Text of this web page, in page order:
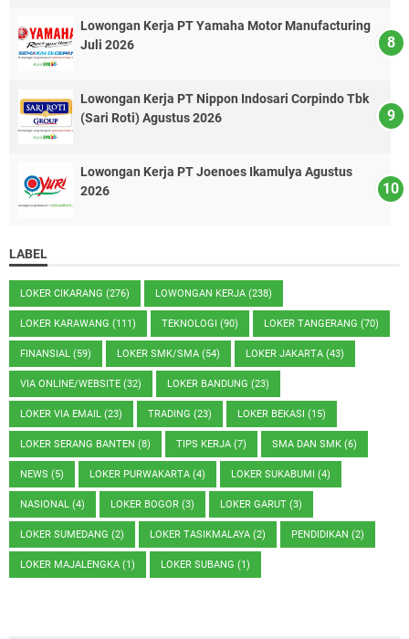
Lowongan Kerja PT Yamaha Motor Manufacturing
Juli 2026
Lowongan Kerja PT Nippon Indosari Corpindo Tbk
(Sari Roti) Agustus 2026
Lowongan Kerja PT Joenoes Ikamulya Agustus
2026
LABEL
LOKER CIKARANG (276) LOWONGAN KERJA (238)
LOKER KARAWANG (111) TEKNOLOGI (90) LOKER TANGERANG (70)
FINANSIAL (59) LOKER SMK/SMA (54) LOKER JAKARTA (43)
VIA ONLINE/WEBSITE (32) LOKER BANDUNG (23)
LOKER VIA EMAIL (23) TRADING (23) LOKER BEKASI (15)
LOKER SERANG BANTEN (8) TIPS KERJA (7) SMA DAN SMK (6)
NEWS (5) LOKER PURWAKARTA (4) LOKER SUKABUMI (4)
NASIONAL (4) LOKER BOGOR (3) LOKER GARUT (3)
LOKER SUMEDANG (2) LOKER TASIKMALAYA (2) PENDIDIKAN (2)
LOKER MAJALENGKA (1) LOKER SUBANG (1)